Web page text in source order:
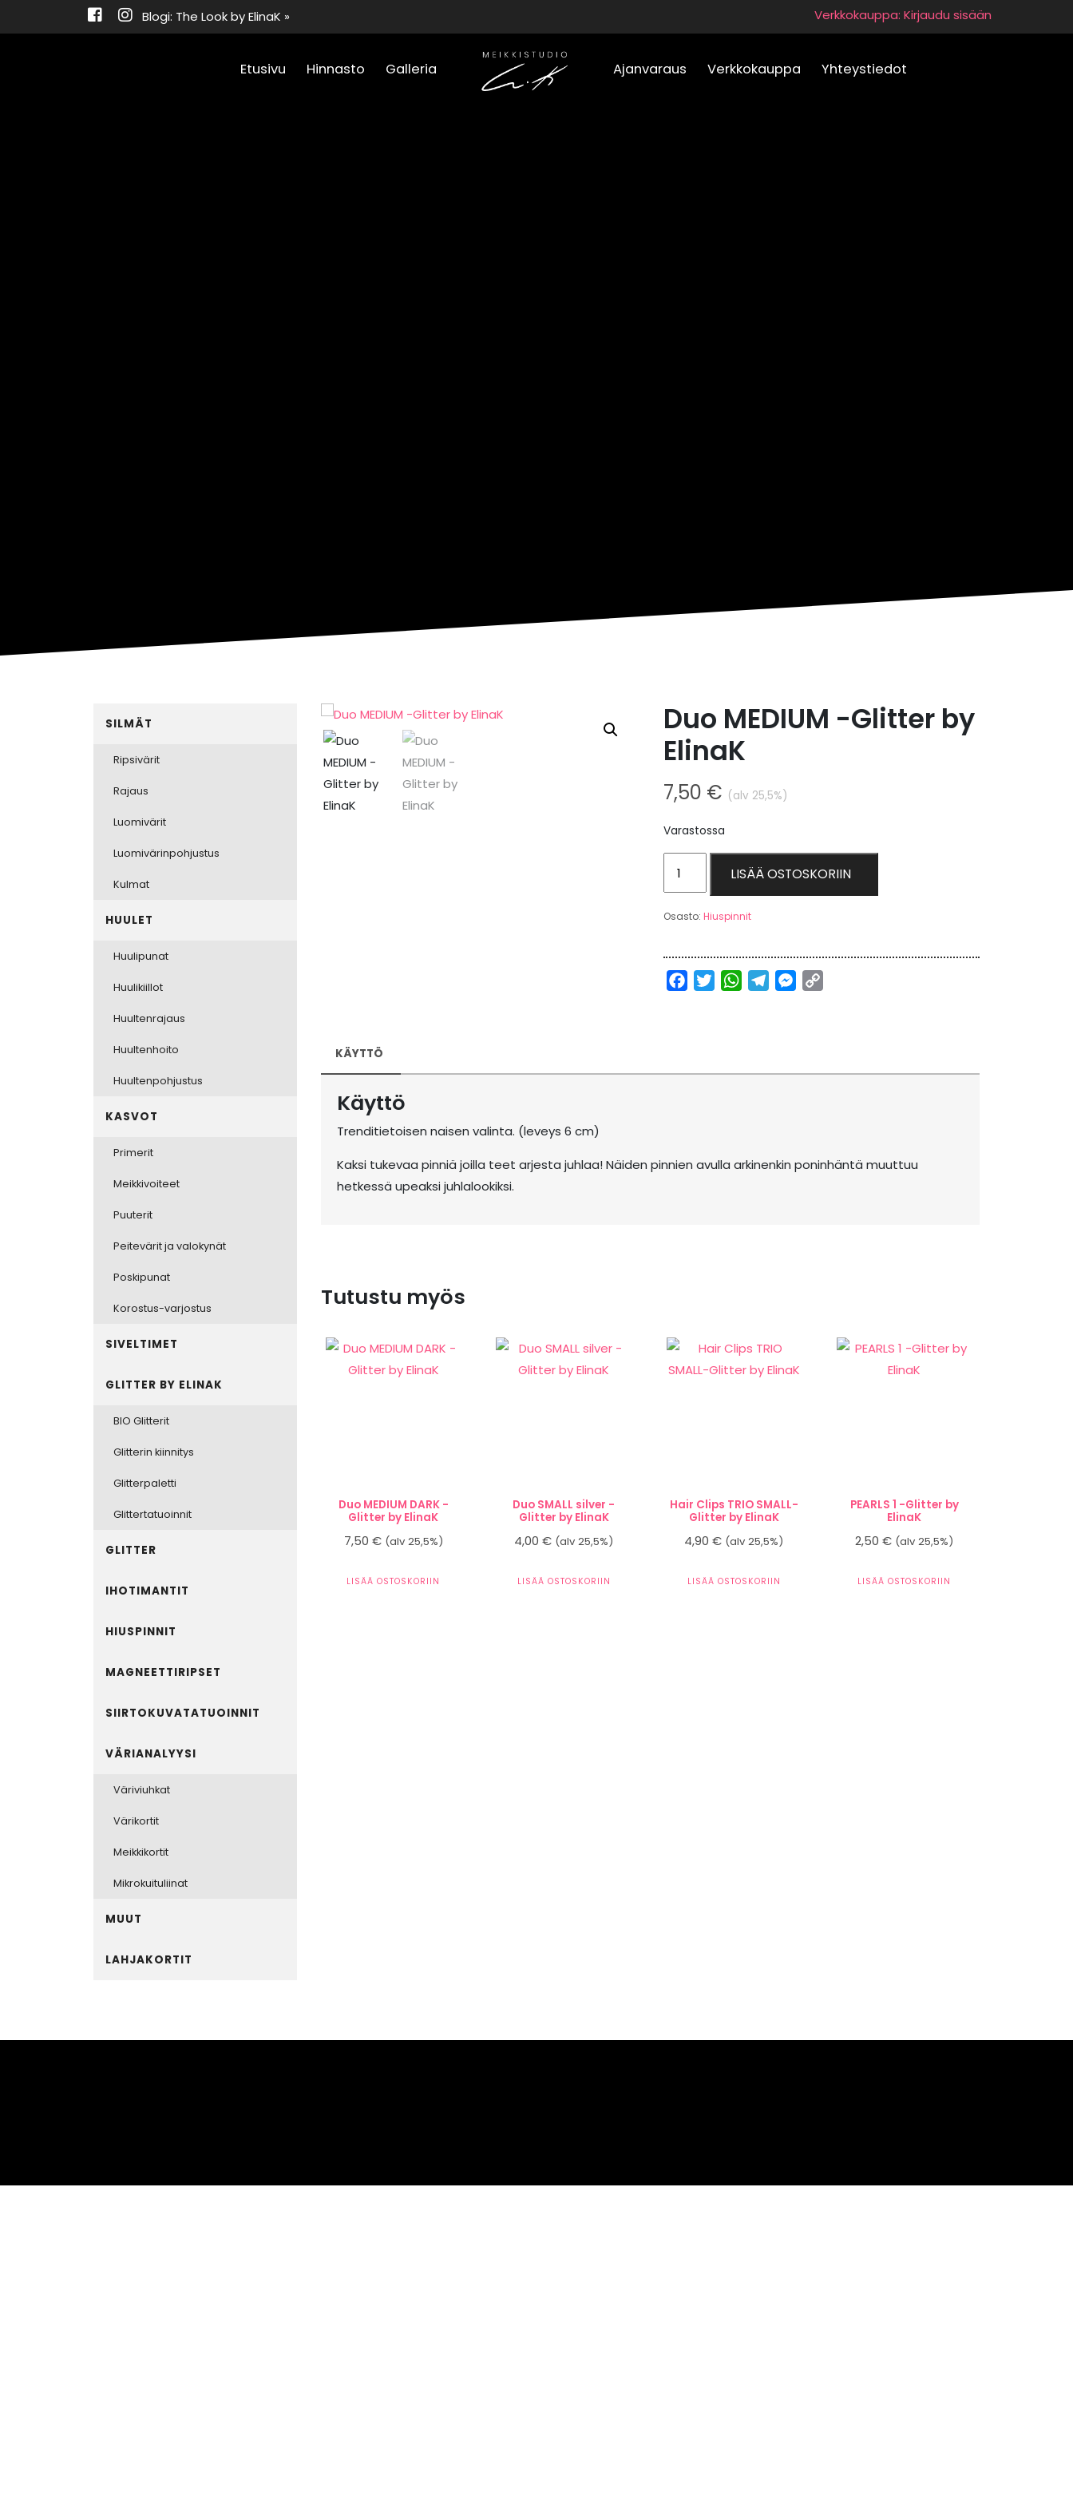
Blogi: The Look by ElinaK » Verkkokauppa: Kirjaudu sisään
Etusivu Hinnasto Galleria Ajanvaraus Verkkokauppa Yhteystiedot
Duo MEDIUM -Glitter by
ElinaK
7,50 € (alv 25,5%)
Varastossa
ElinaK
määrä
LISÄÄ OSTOSKORIIN
Osasto: Hiuspinnit
FacebookTwitterWhatsAppTelegramMessenger
KÄYTTÖ
Käyttö
Trenditietoisen naisen valinta. (leveys 6 cm)
Kaksi tukevaa pinniä joilla teet arjesta juhlaa! Näiden pinnien avulla arkinenkin poninhäntä muuttuu
hetkessä upeaksi juhlalookiksi.
Tutustu myös
Duo MEDIUM DARK -
Glitter by ElinaK
7,50 € (alv 25,5%)
LISÄÄ OSTOSKORIIN
Duo SMALL silver -
Glitter by ElinaK
4,00€ (alv 25,5%)
LISÄÄ OSTOSKORIIN
Hair Clips TRIO SMALL-
Glitter by ElinaK
4,90€ (alv 25,5%)
LISÄÄ OSTOSKORIIN
PEARLS 1 -Glitter by
ElinaK
2,50€ (alv 25,5%)
LISÄÄ OSTOSKORIIN
SILMÄT
Ripsivärit
Rajaus
Luomivärit
Luomivärinpohjustus
Kulmat
HUULET
Huulipunat
Huulikiillot
Huultenrajaus
Huultenhoito
Huultenpohjustus
KASVOT
Primerit
Meikkivoiteet
Puuterit
Peitevärit ja valokynät
Poskipunat
Korostus-varjostus
SIVELTIMET
GLITTER BY ELINAK
BIO Glitterit
Glitterin kiinnitys
Glitterpaletti
Glittertatuoinnit
GLITTER
IHOTIMANTIT
HIUSPINNIT
MAGNEETTIRIPSET
SIIRTOKUVATATUOINNIT
VÄRIANALYYSI
Väriviuhkat
Värikortit
Meikkikortit
Mikrokuituliinat
MUUT
LAHJAKORTIT